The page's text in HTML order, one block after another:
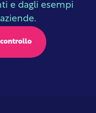
e dagli esempi
controllo